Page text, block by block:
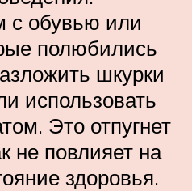
с обувью или
полюбились
шкурки
использовать
Это отпугнет
не повлияет на
здоровья.